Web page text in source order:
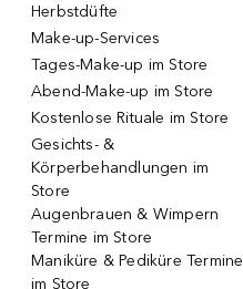
Herbstdüfte
Make-up-Services
Tages-Make-up im Store
Abend-Make-up im Store
Kostenlose Rituale im Store
Gesichts- &
Körperbehandlungen im
Store
Augenbrauen & Wimpern
Termine im Store
Maniküre & Pediküre Termine
im Store